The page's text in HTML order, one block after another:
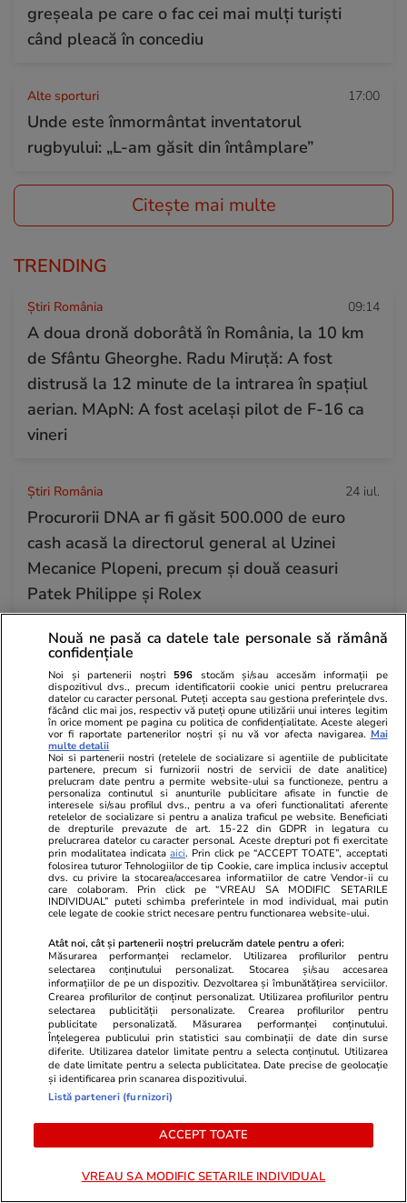
greșeala pe care o fac cei mai mulți turiști
când pleacă în concediu
Alte sporturi 17:00
Unde este înmormântat inventatorul
rugbyului: „L-am găsit din întâmplare”
Citește mai multe
TRENDING
Știri România 09:14
A doua dronă doborâtă în România, la 10 km
de Sfântu Gheorghe. Radu Miruță: A fost
distrusă la 12 minute de la intrarea în spațiul
aerian. MApN: A fost același pilot de F-16 ca
vineri
Știri România 24 iul.
Procurorii DNA ar fi găsit 500.000 de euro
cash acasă la directorul general al Uzinei
Mecanice Plopeni, precum și două ceasuri
Patek Philippe și Rolex
Horoscop
Horoscop Urania | Previziuni astrologice pentru
perioada 25 – 31 iulie 2026. Luna Plină în
Vărsător
Bani și Afaceri 07:32
Benzina și motorina s-au scumpit sâmbătă, 25
iulie. Cât costă litrul de carburant în București,
Iași, Cluj-Napoca, Timișoara și Constanța
Lifestyle 16:46
Proprietarul unui bar explică
modul în care îți poți da seama
dacă paharul din care bei e
Lifestyle
Flori
suspendate
Nouă ne pasă ca datele tale personale să rămână
confidențiale
Noi și partenerii noștri 596 stocăm și/sau accesăm informații pe
dispozitivul dvs., precum identificatorii cookie unici pentru prelucrarea
datelor cu caracter personal. Puteți accepta sau gestiona preferințele dvs.
făcând clic mai jos, respectiv vă puteți opune utilizării unui interes legitim
în orice moment pe pagina cu politica de confidențialitate. Aceste alegeri
vor fi raportate partenerilor noștri și nu vă vor afecta navigarea. Mai
multe detalii
Noi si partenerii nostri (retelele de socializare si agentiile de publicitate
partenere, precum si furnizorii nostri de servicii de date analitice)
prelucram date pentru a permite website-ului sa functioneze, pentru a
personaliza continutul si anunturile publicitare afisate in functie de
interesele si/sau profilul dvs., pentru a va oferi functionalitati aferente
retelelor de socializare si pentru a analiza traficul pe website. Beneficiati
de drepturile prevazute de art. 15-22 din GDPR in legatura cu
prelucrarea datelor cu caracter personal. Aceste drepturi pot fi exercitate
prin modalitatea indicataaici. Prin click pe “ACCEPT TOATE”, acceptati
folosirea tuturor Tehnologiilor de tip Cookie, care implica inclusiv acceptul
dvs. cu privire la stocarea/accesarea informatiilor de catre Vendor-ii cu
care colaboram. Prin click pe “VREAU SA MODIFIC SETARILE
INDIVIDUAL” puteti schimba preferintele in mod individual, mai putin
cele legate de cookie strict necesare pentru functionarea website-ului.
Atât noi, cât și partenerii noștri prelucrăm datele pentru a oferi:
Măsurarea performanței reclamelor. Utilizarea profilurilor pentru
selectarea conținutului personalizat. Stocarea și/sau accesarea
informațiilor de pe un dispozitiv. Dezvoltarea și îmbunătățirea serviciilor.
Crearea profilurilor de conținut personalizat. Utilizarea profilurilor pentru
selectarea publicității personalizate. Crearea profilurilor pentru
publicitate personalizată. Măsurarea performanței conținutului.
Înțelegerea publicului prin statistici sau combinații de date din surse
diferite. Utilizarea datelor limitate pentru a selecta conținutul. Utilizarea
de date limitate pentru a selecta publicitatea. Date precise de geolocație
și identificarea prin scanarea dispozitivului.
Listă parteneri (furnizori)
ACCEPT TOATE
VREAU SA MODIFIC SETARILE INDIVIDUAL